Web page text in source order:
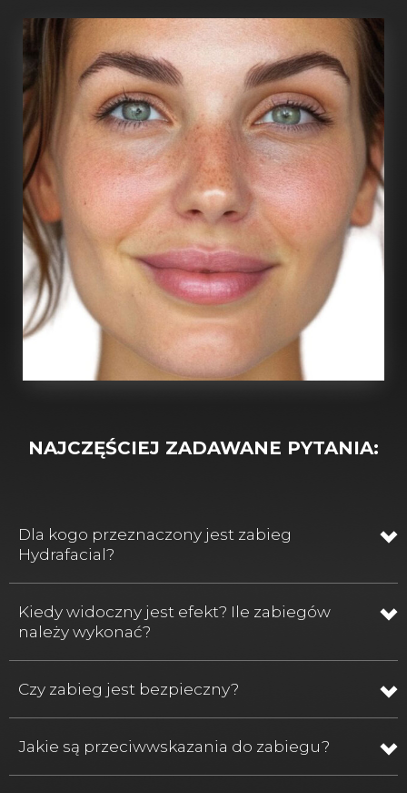
NAJCZĘŚCIEJ ZADAWANE PYTANIA:
Dla kogo przeznaczony jest zabieg
Hydrafacial?
Kiedy widoczny jest efekt? Ile zabiegów
należy wykonać?
Czy zabieg jest bezpieczny?
Jakie są przeciwwskazania do zabiegu?